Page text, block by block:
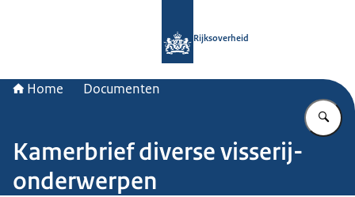
Rijksoverheid
Home Documenten
Kamerbrief diverse visserij-
onderwerpen